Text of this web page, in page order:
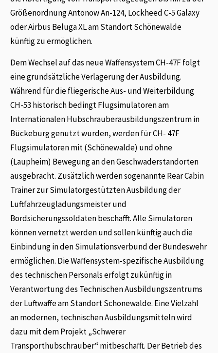
Größenordnung Antonow An-124, Lockheed C-5 Galaxy
oder Airbus Beluga XL am Standort Schönewalde
künftig zu ermöglichen.
Dem Wechsel auf das neue Waffensystem CH-47F folgt
eine grundsätzliche Verlagerung der Ausbildung.
Während für die fliegerische Aus- und Weiterbildung
CH-53 historisch bedingt Flugsimulatoren am
Internationalen Hubschrauberausbildungszentrum in
Bückeburg genutzt wurden, werden für CH- 47F
Flugsimulatoren mit (Schönewalde) und ohne
(Laupheim) Bewegung an den Geschwaderstandorten
ausgebracht. Zusätzlich werden sogenannte Rear Cabin
Trainer zur Simulatorgestützten Ausbildung der
Luftfahrzeugladungsmeister und
Bordsicherungssoldaten beschafft. Alle Simulatoren
können vernetzt werden und sollen künftig auch die
Einbindung in den Simulationsverbund der Bundeswehr
ermöglichen. Die Waffensystem-spezifische Ausbildung
des technischen Personals erfolgt zukünftig in
Verantwortung des Technischen Ausbildungszentrums
der Luftwaffe am Standort Schönewalde. Eine Vielzahl
an modernen, technischen Ausbildungsmitteln wird
dazu mit dem Projekt „Schwerer
Transporthubschrauber“ mitbeschafft. Der Betrieb des